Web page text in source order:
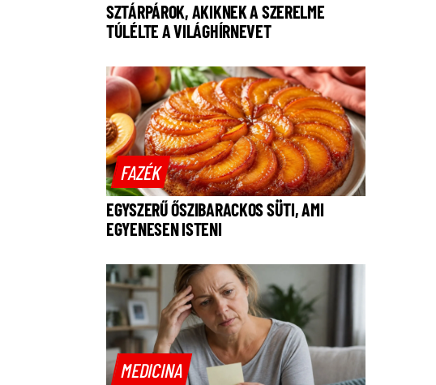
SZTÁRPÁROK, AKIKNEK A SZERELME
TÚLÉLTE A VILÁGHÍRNEVET
FAZÉK
EGYSZERŰ ŐSZIBARACKOS SÜTI, AMI
EGYENESEN ISTENI
MEDICINA